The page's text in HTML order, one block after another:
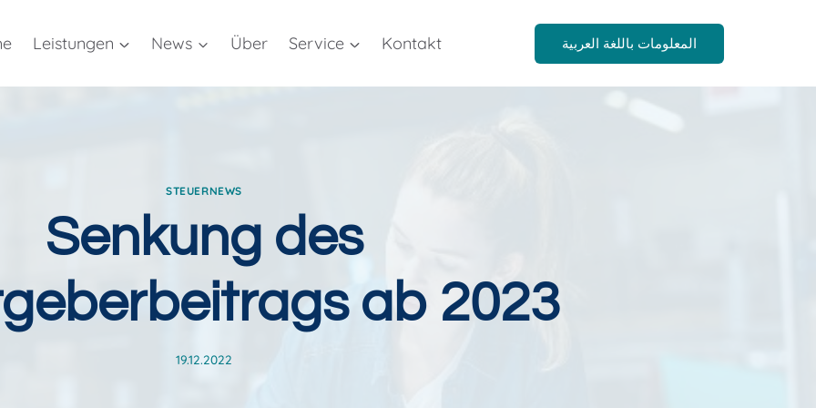
Leistungen News Über Service Kontakt المعلومات باللغة العربية
STEUERNEWS
Senkung des
ab 2023
19.12.2022